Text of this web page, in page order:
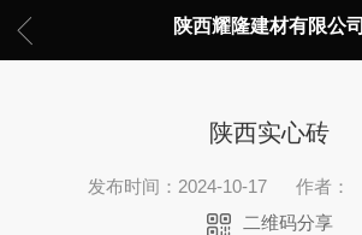
陕西耀隆建材有限公司
陕西实心砖
发布时间：2024-10-17 作者：
二维码分享